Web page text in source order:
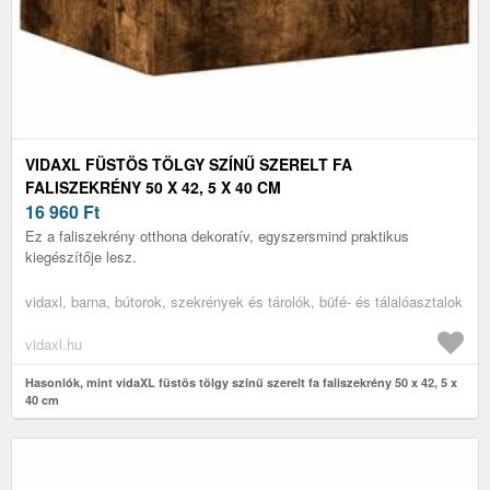
VIDAXL FÜSTÖS TÖLGY SZÍNŰ SZERELT FA
FALISZEKRÉNY 50 X 42, 5 X 40 CM
16 960 Ft
Ez a faliszekrény otthona dekoratív, egyszersmind praktikus
kiegészítője lesz.
vidaxl, barna, bútorok, szekrények és tárolók, büfé- és tálalóasztalok
vidaxl.hu
Hasonlók, mint vidaXL füstös tölgy színű szerelt fa faliszekrény 50 x 42, 5 x
40 cm